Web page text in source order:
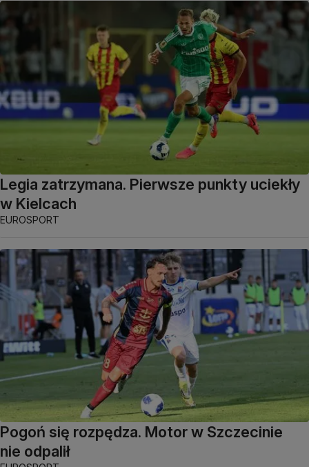
Legia zatrzymana. Pierwsze punkty uciekły
w Kielcach
EUROSPORT
Pogoń się rozpędza. Motor w Szczecinie
nie odpalił